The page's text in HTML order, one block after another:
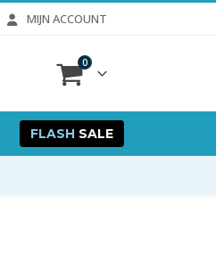
MIJN ACCOUNT
0
FLASH SALE